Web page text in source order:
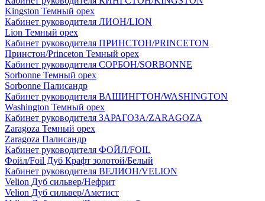
Kingston Темный орех
Кабинет руководителя ЛИОН/LION
Lion Темный орех
Кабинет руководителя ПРИНСТОН/PRINCETON
Принстон/Princeton Темный орех
Кабинет руководителя СОРБОН/SORBONNE
Sorbonne Темный орех
Sorbonne Палисандр
Кабинет руководителя ВАШИНГТОН/WASHINGTON
Washington Темный орех
Кабинет руководителя ЗАРАГОЗА/ZARAGOZA
Zaragoza Темный орех
Zaragoza Палисандр
Кабинет руководителя ФОЙЛ/FOIL
Фойл/Foil Дуб Крафт золотой/Белый
Кабинет руководителя ВЕЛИОН/VELION
Velion Дуб сильвер/Нефрит
Velion Дуб сильвер/Аметист